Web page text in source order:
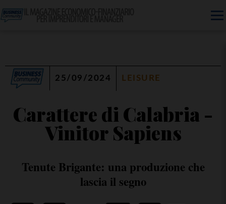
25/09/2024 LEISURE
Carattere di Calabria -
Vinitor Sapiens
Tenute Brigante: una produzione che
lascia il segno